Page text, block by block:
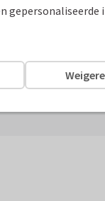
gepersonaliseerde